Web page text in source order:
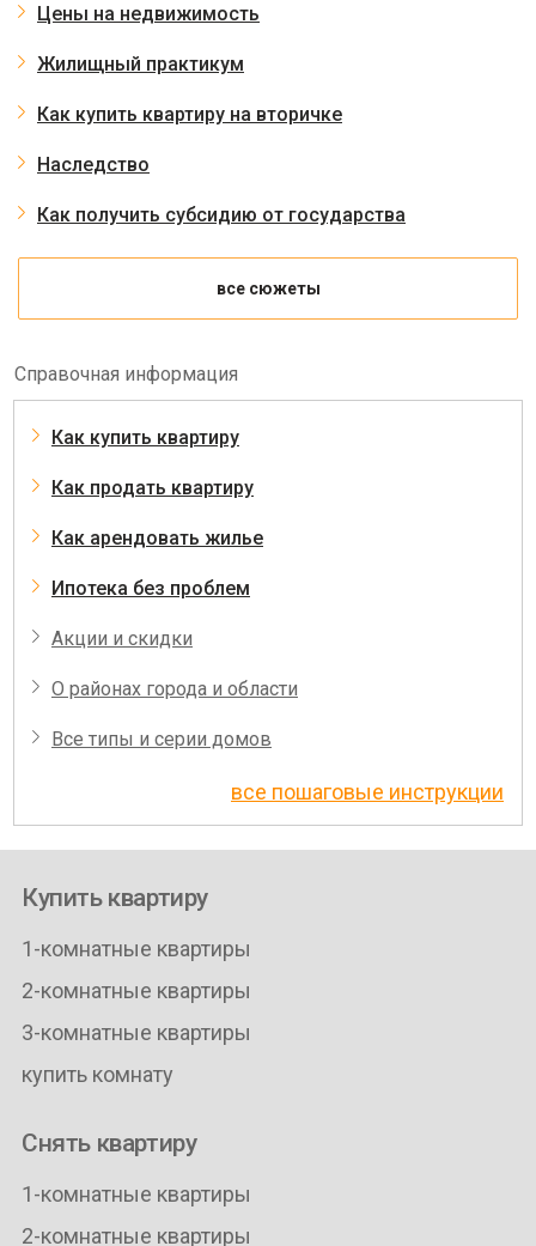
Цены на недвижимость
Жилищный практикум
Как купить квартиру на вторичке
Наследство
Как получить субсидию от государства
все сюжеты
Справочная информация
Как купить квартиру
Как продать квартиру
Как арендовать жилье
Ипотека без проблем
Акции и скидки
О районах города и области
Все типы и серии домов
все пошаговые инструкции
Купить квартиру
1-комнатные квартиры
2-комнатные квартиры
3-комнатные квартиры
купить комнату
Снять квартиру
1-комнатные квартиры
2-комнатные квартиры